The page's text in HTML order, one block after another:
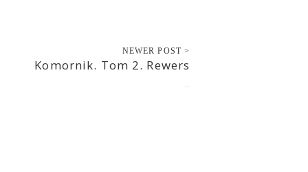
NEWER POST >
Komornik. Tom 2. Rewers